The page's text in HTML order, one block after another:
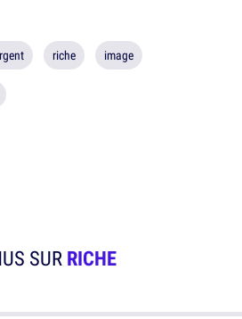
riche image
SURRICHE